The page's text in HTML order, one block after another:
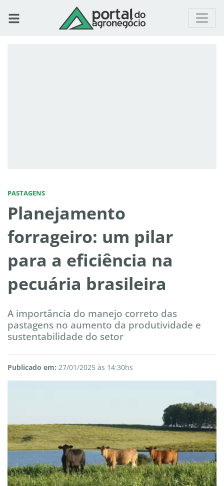
PASTAGENS
Planejamento
forrageiro: um pilar
para a eficiência na
pecuária brasileira
A importância do manejo correto das
pastagens no aumento da produtividade e
sustentabilidade do setor
Publicado em: 27/01/2025 às 14:30hs